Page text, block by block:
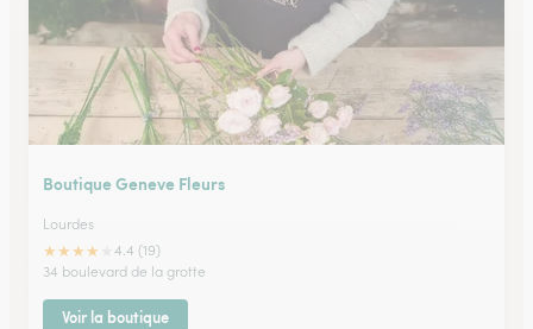
Boutique Geneve Fleurs
Lourdes
★★★★
4.4 (19)
34 boulevard de la grotte
Voir la boutique